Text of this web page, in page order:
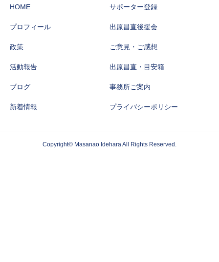
HOME
プロフィール
政策
活動報告
ブログ
新着情報
サポーター登録
出原昌直後援会
ご意見・ご感想
出原昌直・目安箱
事務所ご案内
プライバシーポリシー
Copyright© Masanao Idehara All Rights Reserved.